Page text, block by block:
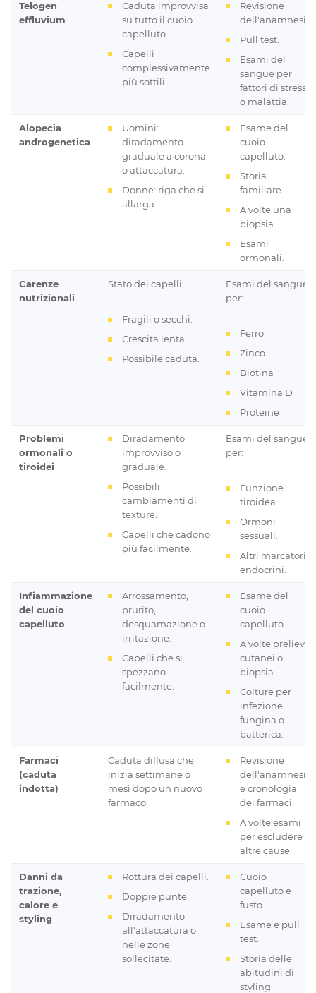
Telogen
effluvium
Caduta improvvisa
su tutto il cuoio
capelluto.
Capelli
complessivamente
più sottili.
Revisione
dell'anamnesi.
Pull test.
Esami del
sangue per
fattori di stress
o malattia.
Alopecia
androgenetica
Uomini:
diradamento
graduale a corona
o attaccatura.
Donne: riga che si
allarga.
Esame del
cuoio
capelluto.
Storia
familiare.
A volte una
biopsia.
Esami
ormonali.
Carenze
nutrizionali
Stato dei capelli:
Fragili o secchi.
Crescita lenta.
Possibile caduta.
Esami del sangue
per:
Ferro
Zinco
Biotina
Vitamina D
Proteine
Problemi
ormonali o
tiroidei
Diradamento
improvviso o
graduale.
Possibili
cambiamenti di
texture.
Capelli che cadono
più facilmente.
Esami del sangue
per:
Funzione
tiroidea.
Ormoni
sessuali.
Altri marcatori
endocrini.
Infiammazione
del cuoio
capelluto
Arrossamento,
prurito,
desquamazione o
irritazione.
Capelli che si
spezzano
facilmente.
Esame del
cuoio
capelluto.
A volte prelievi
cutanei o
biopsia.
Colture per
infezione
fungina o
batterica.
Farmaci
(caduta
indotta)
Caduta diffusa che
inizia settimane o
mesi dopo un nuovo
farmaco.
Revisione
dell'anamnesi
e cronologia
dei farmaci.
A volte esami
per escludere
altre cause.
Danni da
trazione,
calore e
styling
Rottura dei capelli.
Doppie punte.
Diradamento
all'attaccatura o
nelle zone
sollecitate.
Cuoio
capelluto e
fusto.
Esame e pull
test.
Storia delle
abitudini di
styling.